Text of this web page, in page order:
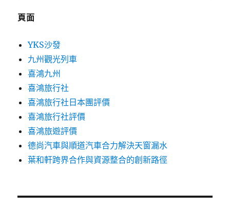
頁面
YKS沙發
九州觀光列車
喜鴻九州
喜鴻旅行社
喜鴻旅行社日本團評價
喜鴻旅行社評價
喜鴻旅遊評價
德尚汽車與順道汽車合力解決天窗漏水
葉和軒跨界合作與資源整合的創新路徑